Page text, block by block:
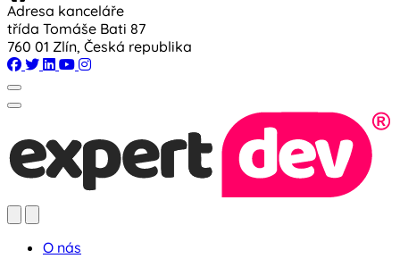
Adresa kanceláře
třída Tomáše Bati 87
760 01 Zlín, Česká republika
O nás